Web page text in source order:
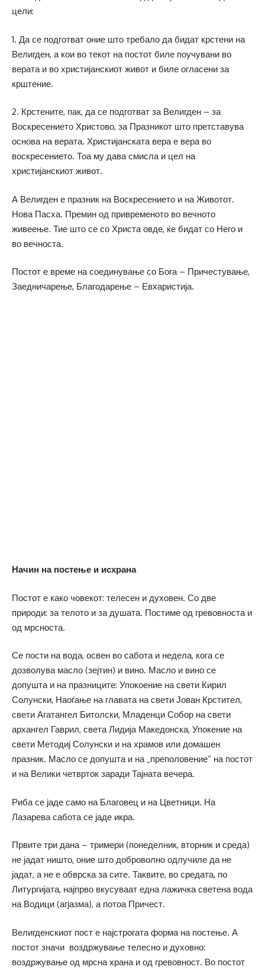
цели:
1. Да се подготват оние што требало да бидат крстени на
Велигден, а кои во текот на постот биле поучувани во
верата и во христијанскиот живот и биле огласени за
крштение.
2. Крстените, пак, да се подготват за Велигден – за
Воскресението Христово, за Празникот што претставува
основа на верата. Христијанската вера е вера во
воскресението. Тоа му дава смисла и цел на
христијанскиот живот.
А Велигден е празник на Воскресението и на Животот.
Нова Пасха. Премин од привременото во вечното
живеење. Тие што се со Христа овде, ќе бидат со Него и
во вечноста.
Постот е време на соединување со Бога – Причестување,
Заедничарење, Благодарење – Евхаристија.
Начин на постење и исхрана
Постот е како човекот: телесен и духовен. Со две
природи: за телото и за душата. Постиме од гревовноста и
од мрсноста.
Се пости на вода, освен во сабота и недела, кога се
дозволува масло (зејтин) и вино. Масло и вино се
допушта и на празниците: Упокоение на свети Кирил
Солунски, Наоѓање на главата на свети Јован Крстител,
свети Агатангел Битолски, Младенци Собор на свети
архангел Гаврил, света Лидија Македонска, Упокение на
свети Методиј Солунски и на храмов или домашен
празник. Масло се допушта и на „преполовение“ на постот
и на Велики четврток заради Тајната вечера.
Риба се јаде само на Благовец и на Цветници. На
Лазарева сабота се јаде икра.
Првите три дана – тримери (понеделник, вторник и среда)
не јадат ништо, оние што доброволно одлучиле да не
јадат, а не е обврска за сите. Таквите, во средата, по
Литургијата, најпрво вкусуваат една лажичка светена вода
на Водици (агјазма), а потоа Причест.
Велигденскиот пост е најстрогата форма на постење. А
постот значи воздржување телесно и духовно:
воздржување од мрсна храна и од гревовност. Во постот